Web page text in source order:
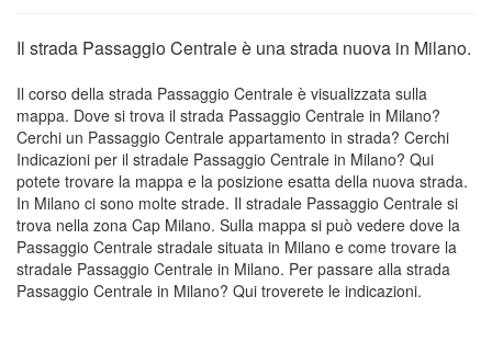
Il strada Passaggio Centrale è una strada nuova in Milano.
Il corso della strada Passaggio Centrale è visualizzata sulla
mappa. Dove si trova il strada Passaggio Centrale in Milano?
Cerchi un Passaggio Centrale appartamento in strada? Cerchi
Indicazioni per il stradale Passaggio Centrale in Milano? Qui
potete trovare la mappa e la posizione esatta della nuova strada.
In Milano ci sono molte strade. Il stradale Passaggio Centrale si
trova nella zona Cap Milano. Sulla mappa si può vedere dove la
Passaggio Centrale stradale situata in Milano e come trovare la
stradale Passaggio Centrale in Milano. Per passare alla strada
Passaggio Centrale in Milano? Qui troverete le indicazioni.